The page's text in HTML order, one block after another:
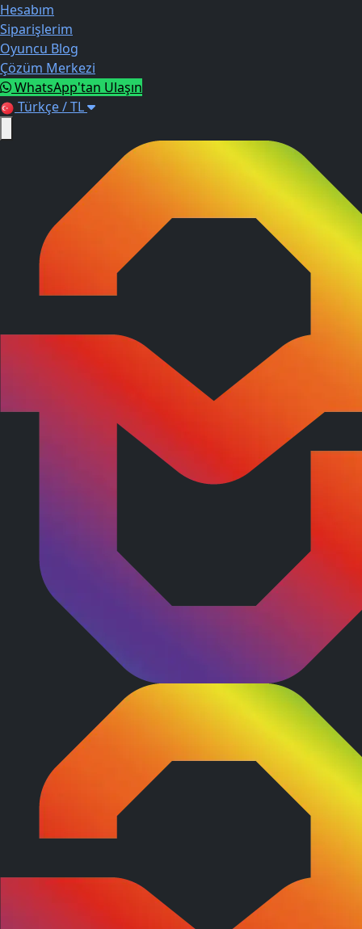
Hesabım
Siparişlerim
Oyuncu Blog
Çözüm Merkezi
WhatsApp'tan Ulaşın
Türkçe / TL